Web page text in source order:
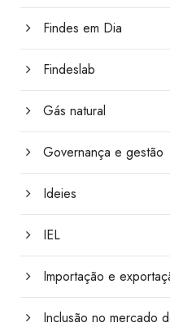
Findes em Dia
Findeslab
Gás natural
Governança e gestão
Ideies
IEL
Importação e
Inclusão no mercado